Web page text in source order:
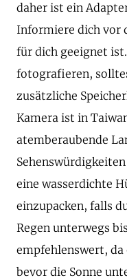
daher ist ein
Informiere dich vor
für dich geeignet
fotografieren,
zusätzliche
Kamera ist in
atemberaubende
eine wasserdichte
einzupacken, falls
Regen unterwegs
empfehlenswert,
bevor die Sonne